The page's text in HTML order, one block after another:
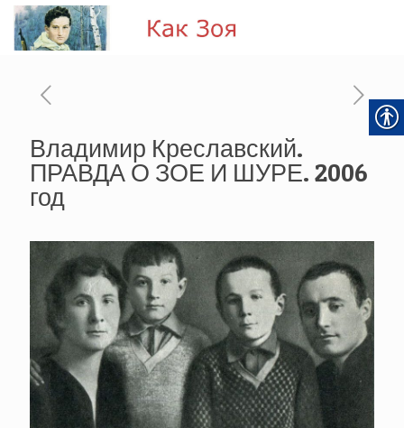
Владимир Креславский.
ПРАВДА О ЗОЕ И ШУРЕ. 2006
год